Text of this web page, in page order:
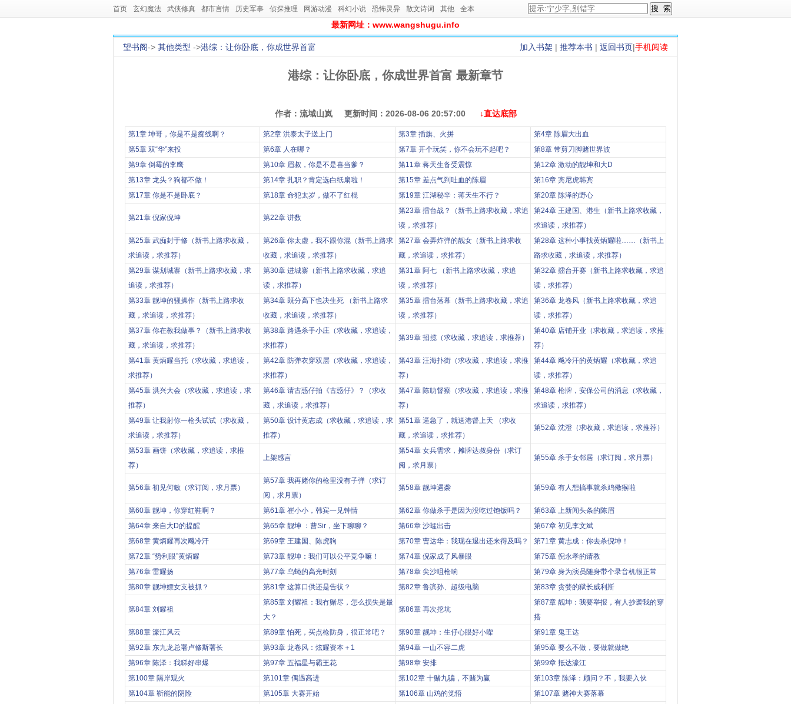
首页 玄幻魔法 武侠修真 都市言情 历史军事 侦探推理 网游动漫 科幻小说 恐怖灵异 散文诗词 其他 全本
最新网址：www.wangshugu.info
加入书架 | 推荐本书 | 返回书页|手机阅读
望书阁-> 其他类型 ->港综：让你卧底，你成世界首富
港综：让你卧底，你成世界首富 最新章节
作者：流域山岚 更新时间：2026-08-06 20:57:00 ↓直达底部
第1章 坤哥，你是不是痴线啊？ 第2章 洪泰太子送上门 第3章 插旗、火拼
第4章 陈眉大出血
第5章 双“华”来投
第6章 人在哪？ 第7章 开个玩笑，你不会玩不起吧？
第8章 带剪刀脚赌世界波
第9章 倒霉的李鹰
第10章 眉叔，你是不是喜当爹？ 第11章 蒋天生备受震惊
第12章 激动的靓坤和大D
第13章 龙头？狗都不做！
第14章 扎职？肯定选白纸扇啦！ 第15章 差点气到吐血的陈眉
第16章 宾尼虎韩宾
第17章 你是不是卧底？
第18章 命犯太岁，做不了红棍 第19章 江湖秘辛：蒋天生不行？ 第20章 陈泽的野心
第21章 倪家倪坤 第22章 讲数
第23章 擂台战？（新书上路求收藏，求追
读，求推荐）
第24章 王建国、港生（新书上路求收藏，
求追读，求推荐）
第25章 武痴封于修（新书上路求收藏，
求追读，求推荐）
第26章 你太虚，我不跟你混（新书上路求
收藏，求追读，求推荐）
第27章 会弄炸弹的靓女（新书上路求收
藏，求追读，求推荐）
第28章 这种小事找黄炳耀啦……（新书上
路求收藏，求追读，求推荐）
第29章 谋划城寨（新书上路求收藏，求
追读，求推荐）
第30章 进城寨（新书上路求收藏，求追
读，求推荐）
第31章 阿七 （新书上路求收藏，求追
读，求推荐）
第32章 擂台开赛（新书上路求收藏，求追
读，求推荐）
第33章 靓坤的骚操作（新书上路求收
藏，求追读，求推荐）
第34章 既分高下也决生死 （新书上路求
收藏，求追读，求推荐）
第35章 擂台落幕（新书上路求收藏，求追
读，求推荐）
第36章 龙卷风（新书上路求收藏，求追
读，求推荐）
第37章 你在教我做事？（新书上路求收
藏，求追读，求推荐）
第38章 路遇杀手小庄（求收藏，求追读，
求推荐）
第39章 招揽（求收藏，求追读，求推荐）
第40章 店铺开业（求收藏，求追读，求推
荐）
第41章 黄炳耀当托（求收藏，求追读，
求推荐）
第42章 防弹衣穿双层（求收藏，求追读，
求推荐）
第43章 汪海扑街（求收藏，求追读，求推
荐）
第44章 飚冷汗的黄炳耀（求收藏，求追
读，求推荐）
第45章 洪兴大会（求收藏，求追读，求
推荐）
第46章 请古惑仔拍《古惑仔》？（求收
藏，求追读，求推荐）
第47章 陈叻督察（求收藏，求追读，求推
荐）
第48章 枪牌，安保公司的消息（求收藏，
求追读，求推荐）
第49章 让我射你一枪头试试（求收藏，
求追读，求推荐）
第50章 设计黄志成（求收藏，求追读，求
推荐）
第51章 逼急了，就送港督上天 （求收
藏，求追读，求推荐）
第52章 沈澄（求收藏，求追读，求推荐）
第53章 画饼（求收藏，求追读，求推
荐）
上架感言
第54章 女兵需求，摊牌达叔身份（求订
阅，求月票）
第55章 杀手女邻居（求订阅，求月票）
第56章 初见何敏（求订阅，求月票）
第57章 我再赌你的枪里没有子弹（求订
阅，求月票）
第58章 靓坤遇袭 第59章 有人想搞事就杀鸡儆猴啦
第60章 靓坤，你穿红鞋啊？ 第61章 崔小小，韩宾一见钟情 第62章 你做杀手是因为没吃过饱饭吗？
第63章 上新闻头条的陈眉
第64章 来自大D的提醒
第65章 靓坤 ：曹Sir，坐下聊聊？ 第66章 沙蜢出击
第67章 初见李文斌
第68章 黄炳耀再次飚冷汗
第69章 王建国、陈虎驹 第70章 曹达华：我现在退出还来得及吗？
第71章 黄志成：你去杀倪坤！
第72章 “势利眼”黄炳耀
第73章 靓坤：我们可以公平竞争嘛！ 第74章 倪家成了风暴眼
第75章 倪永孝的请教
第76章 雷耀扬
第77章 乌蝇的高光时刻 第78章 尖沙咀枪响
第79章 身为演员随身带个录音机很正常
第80章 靓坤嫖女支被抓？
第81章 这算口供还是告状？ 第82章 鲁滨孙、超级电脑 第83章 贪婪的狱长威利斯
第84章 刘耀祖
第85章 刘耀祖：我冇赌尽，怎么损失是最
大？
第86章 再次挖坑
第87章 靓坤：我要举报，有人抄袭我的穿
搭
第88章 濠江风云
第89章 怕死，买点枪防身，很正常吧？ 第90章 靓坤：生仔心眼好小㗎
第91章 鬼王达
第92章 东九龙总署卢修斯署长
第93章 龙卷风：炫耀资本＋1 第94章 一山不容二虎
第95章 要么不做，要做就做绝
第96章 陈泽：我睇好串爆
第97章 五福星与霸王花 第98章 安排
第99章 抵达濠江
第100章 隔岸观火
第101章 偶遇高进 第102章 十赌九骗，不赌为赢
第103章 陈泽：顾问？不，我要入伙
第104章 靳能的阴险
第105章 大赛开始 第106章 山鸡的觉悟
第107章 赌神大赛落幕